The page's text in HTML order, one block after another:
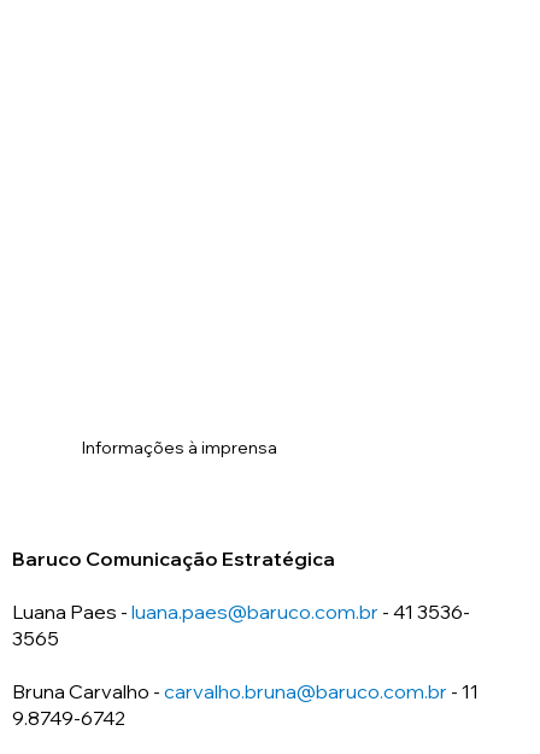
Informações à imprensa
Baruco Comunicação Estratégica
Luana Paes -luana.paes@baruco.com.br - 41 3536-
3565
Bruna Carvalho -carvalho.bruna@baruco.com.br - 11
9.8749-6742